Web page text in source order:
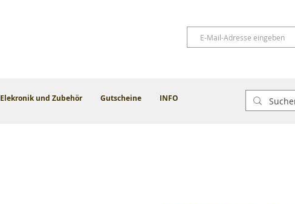
Elekronik und Zubehör Gutscheine INFO